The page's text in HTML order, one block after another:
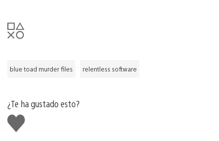
blue toad murder files relentless software
¿Te ha gustado esto?
Me
gusta